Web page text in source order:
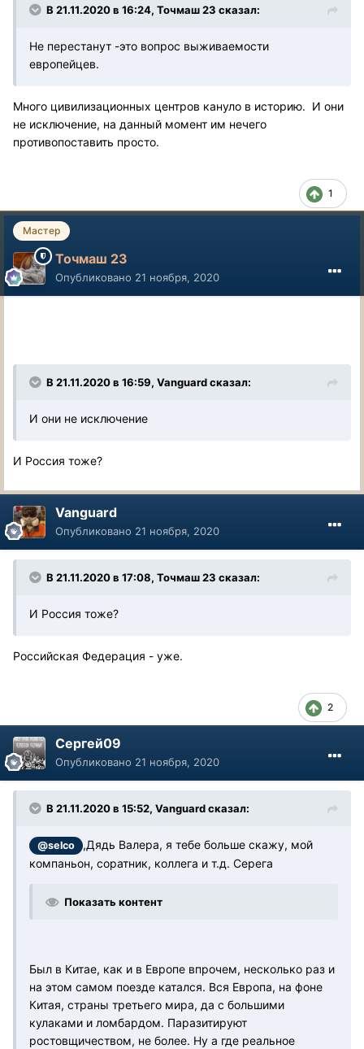
В 21.11.2020 в 16:24, Точмаш 23 сказал:
Не перестанут -это вопрос выживаемости
европейцев.
Много цивилизационных центров кануло в историю. И они
не исключение, на данный момент им нечего
противопоставить просто.
1
Мастер
Точмаш 23
Опубликовано 21 ноября, 2020
В 21.11.2020 в 16:59, Vanguard сказал:
И они не исключение
И Россия тоже?
Vanguard
Опубликовано 21 ноября, 2020
В 21.11.2020 в 17:08, Точмаш 23 сказал:
И Россия тоже?
Российская Федерация - уже.
2
Сергей09
Опубликовано 21 ноября, 2020
В 21.11.2020 в 15:52, Vanguard сказал:
@selco
,Дядь Валера, я тебе больше скажу, мой
компаньон, соратник, коллега и т.д. Серега
Показать контент
Был в Китае, как и в Европе впрочем, несколько раз и
на этом самом поезде катался. Вся Европа, на фоне
Китая, страны третьего мира, да с большими
кулаками и ломбардом. Паразитируют
ростовщичеством, не более. Ну а где реальное